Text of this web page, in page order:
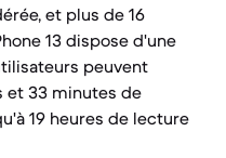
et plus de 16
13 dispose d'une
peuvent
et 33 minutes de
19 heures de lecture